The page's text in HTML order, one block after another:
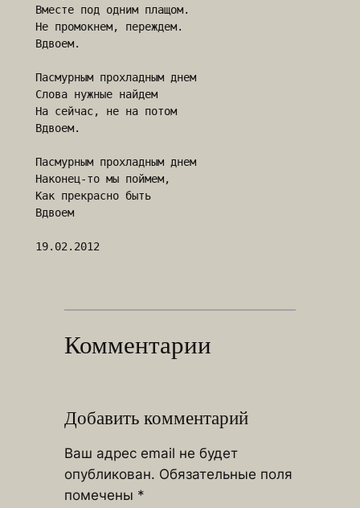
Вместе под одним плащом.
Не промокнем, переждем.
Вдвоем.
Пасмурным прохладным днем
Слова нужные найдем
На сейчас, не на потом
Вдвоем.
Пасмурным прохладным днем
Наконец-то мы поймем,
Как прекрасно быть
Вдвоем
Комментарии
Добавить комментарий
Ваш адрес email не будет
опубликован. Обязательные поля
помечены *